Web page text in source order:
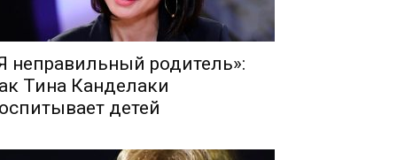
неправильный родитель»:
Тина Канделаки
детей